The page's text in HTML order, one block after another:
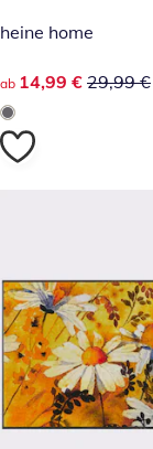
heine home
reduzierter Preis
ab 14,99 € 29,99 €